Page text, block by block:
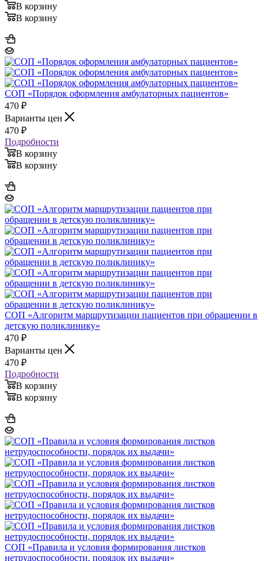
В корзину
В корзину
СОП «Порядок оформления амбулаторных пациентов»
470 ₽
Варианты цен
470 ₽
Подробности
В корзину
В корзину
СОП «Алгоритм маршрутизации пациентов при обращении в
детскую поликлинику»
470 ₽
Варианты цен
470 ₽
Подробности
В корзину
В корзину
СОП «Правила и условия формирования листков
нетрудоспособности, порядок их выдачи»